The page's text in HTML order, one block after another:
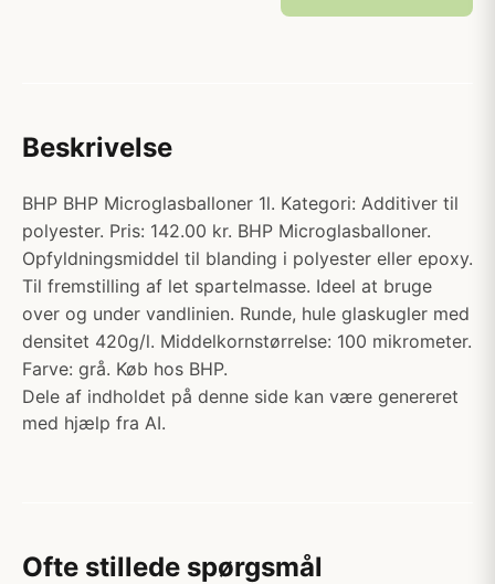
Beskrivelse
BHP BHP Microglasballoner 1l. Kategori: Additiver til
polyester. Pris: 142.00 kr. BHP Microglasballoner.
Opfyldningsmiddel til blanding i polyester eller epoxy.
Til fremstilling af let spartelmasse. Ideel at bruge
over og under vandlinien. Runde, hule glaskugler med
densitet 420g/l. Middelkornstørrelse: 100 mikrometer.
Farve: grå. Køb hos BHP.
Dele af indholdet på denne side kan være genereret
med hjælp fra AI.
Ofte stillede spørgsmål